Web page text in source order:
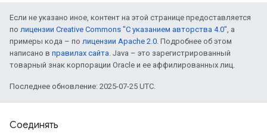
Если не указано иное, контент на этой странице предоставляется
по лицензии Creative Commons "С указанием авторства 4.0", а
примеры кода – по лицензии Apache 2.0. Подробнее об этом
написано в правилах сайта. Java – это зарегистрированный
товарный знак корпорации Oracle и ее аффилированных лиц.
Последнее обновление: 2025-07-25 UTC.
Соединять